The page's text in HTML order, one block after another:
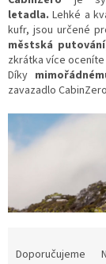
letadla. Lehké a
kufr, jsou určené
městská
zkrátka více
Díky
zavazadlo
Doporučujeme